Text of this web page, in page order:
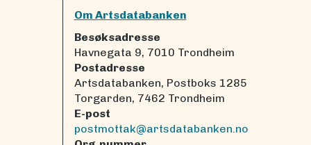
Om Artsdatabanken
Besøksadresse
Havnegata 9, 7010 Trondheim
Postadresse
Artsdatabanken, Postboks 1285
Torgarden, 7462 Trondheim
E-post
postmottak@artsdatabanken.no